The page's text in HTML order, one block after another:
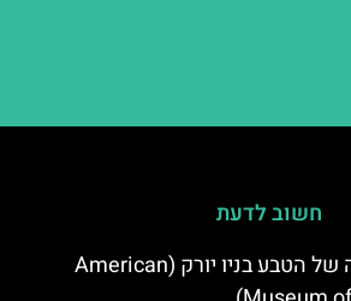
חשוב לדעת
מוזיאון ההיסטוריה של הטבע בניו יורק (American